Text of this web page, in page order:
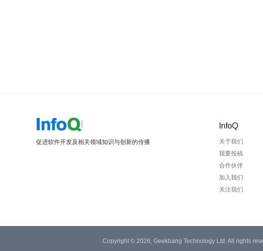
促进软件开发及相关领域知识与创新的传播
InfoQ
关于我们
我要投稿
合作伙伴
加入我们
关注我们
Copyright © 2026, Geekbang Technology Ltd. All rights